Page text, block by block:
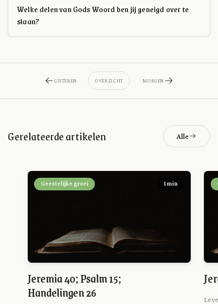
Welke delen van Gods Woord ben jij geneigd over te
slaan?
GISTEREN OVERZICHT MORGEN
Gerelateerde artikelen Alle
Geestelijke groei 1 min
Jeremia 40; Psalm 15;
Handelingen 26